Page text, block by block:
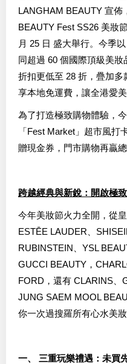
LANGHAM BEAUTY 宣
BEAUTY Fest SS26 美妝
月 25 日 盛大舉行。今季
同超過 60 個國際頂級美妝
折扣更低至 28 折，疊加
享本地免運費，讓全港愛
為了打造極致購物體驗，
「Fest Market」超市風打
贈現金券，門市購物再贏
跨越經典與新銳：開啟極
今年美妝節火力全開，從
ESTĒE LAUDER、
RUBINSTEIN、YSL
GUCCI BEAUTY，
FORD，還有 CLARINS、
JUNG SAEM MOOL
你一次過搜羅所有心水美妝
一、 三重玩樂禮遇：未買